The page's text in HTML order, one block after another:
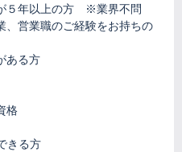
５年以上の方 ※業界不問
、営業職のご経験をお持ちの
ある方
格
きる方